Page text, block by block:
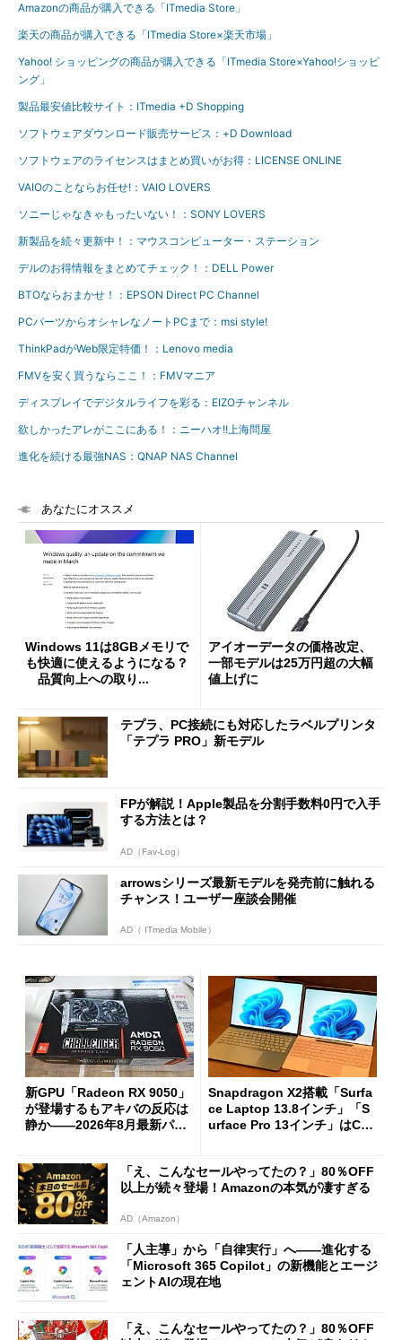
Amazonの商品が購入できる「ITmedia Store」
楽天の商品が購入できる「ITmedia Store×楽天市場」
Yahoo! ショッピングの商品が購入できる「ITmedia Store×Yahoo!ショッピ
ング」
製品最安値比較サイト：ITmedia +D Shopping
ソフトウェアダウンロード販売サービス：+D Download
ソフトウェアのライセンスはまとめ買いがお得：LICENSE ONLINE
VAIOのことならお任せ!：VAIO LOVERS
ソニーじゃなきゃもったいない！：SONY LOVERS
新製品を続々更新中！：マウスコンピューター・ステーション
デルのお得情報をまとめてチェック！：DELL Power
BTOならおまかせ！：EPSON Direct PC Channel
PCパーツからオシャレなノートPCまで：msi style!
ThinkPadがWeb限定特価！：Lenovo media
FMVを安く買うならここ！：FMVマニア
ディスプレイでデジタルライフを彩る：EIZOチャンネル
欲しかったアレがここにある！：ニーハオ!!上海問屋
進化を続ける最強NAS：QNAP NAS Channel
あなたにオススメ
Windows 11は8GBメモリで
も快適に使えるようになる？
品質向上への取り...
アイオーデータの価格改定、
一部モデルは25万円超の大幅
値上げに
テプラ、PC接続にも対応したラベルプリンタ
「テプラ PRO」新モデル
FPが解説！Apple製品を分割手数料0円で入手
する方法とは？
AD（Fav-Log）
arrowsシリーズ最新モデルを発売前に触れる
チャンス！ユーザー座談会開催
AD（ ITmedia Mobile）
新GPU「Radeon RX 9050」
が登場するもアキバの反応は
静か――2026年8月最新パー
Snapdragon X2搭載「Surfa
ce Laptop 13.8インチ」「S
urface Pro 13インチ」はCop
た
「え、こんなセールやってたの？」80％OFF
以上が続々登場！Amazonの本気が凄すぎる
AD（Amazon）
「人主導」から「自律実行」へ――進化する
「Microsoft 365 Copilot」の新機能とエージ
ェントAIの現在地
「え、こんなセールやってたの？」80％OFF